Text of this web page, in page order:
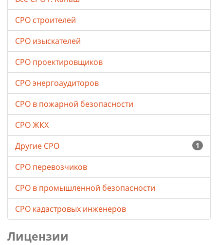
СРО строителей
СРО изыскателей
СРО проектировщиков
СРО энергоаудиторов
СРО в пожарной безопасности
СРО ЖКХ
1
Другие СРО
СРО перевозчиков
СРО в промышленной безопасности
СРО кадастровых инженеров
Лицензии